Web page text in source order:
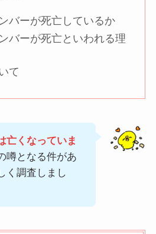
バーが死亡しているか
バーが死亡といわれる理
て
亡くなっていま
噂となる件があ
く調査しまし